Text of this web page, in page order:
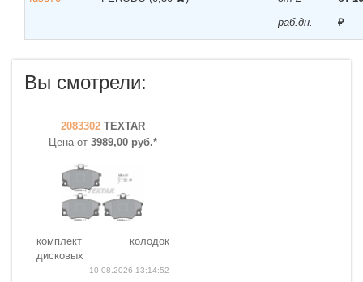
раб.дн.
₽
Вы смотрели:
2083302 TEXTAR
Цена от 3989,00 руб.*
комплект колодок
дисковых
10.08.2026 13:14:52